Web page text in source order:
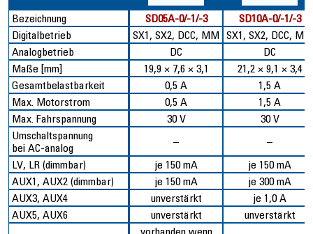
Bezeichnung SD05A-0/-1/-3
SD10A-0/-1/-3
Digitalbetrieb
SX1, SX2, DCC, MM SX1, SX2, DCC, MM
Analogbetrieb
DC
DC
Maße [mm]
19,9 × 7,6 × 3,1
21,2 × 9,1 × 3,4
Gesamtbelastbarkeit
0,5 A
1,5 A
Max. Motorstrom
0,5 A
1,5 A
Max. Fahrspannung
30 V
30 V
Umschaltspannung
bei AC-analog
–
–
LV, LR (dimmbar)
je 150 mA
je 150 mA
AUX1, AUX2 (dimmbar)
je 150 mA
je 300 mA
AUX3, AUX4
unverstärkt
je 1,0 A
AUX5, AUX6
unverstärkt
unverstärkt
vorhanden wenn